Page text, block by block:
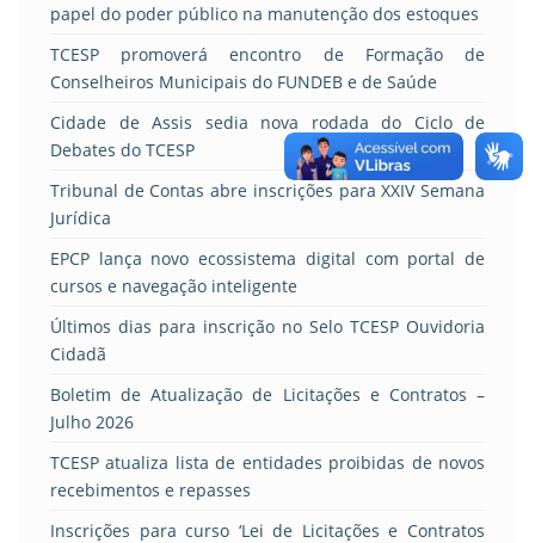
papel do poder público na manutenção dos estoques
TCESP promoverá encontro de Formação de
Conselheiros Municipais do FUNDEB e de Saúde
Cidade de Assis sedia nova rodada do Ciclo de
Debates do TCESP
Tribunal de Contas abre inscrições para XXIV Semana
Jurídica
EPCP lança novo ecossistema digital com portal de
cursos e navegação inteligente
Últimos dias para inscrição no Selo TCESP Ouvidoria
Cidadã
Boletim de Atualização de Licitações e Contratos –
Julho 2026
TCESP atualiza lista de entidades proibidas de novos
recebimentos e repasses
Inscrições para curso ‘Lei de Licitações e Contratos